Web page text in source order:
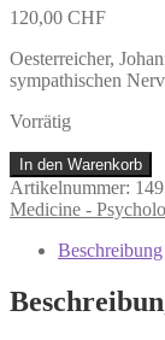
120,00 CHF
Oesterreicher,
sympathischen
Vorrätig
Oesterreicher,
Johann
Heinrich
1843):
des
sympathischen
In den Warenkorb
Artikelnummer:
Medicine -
Beschreibung